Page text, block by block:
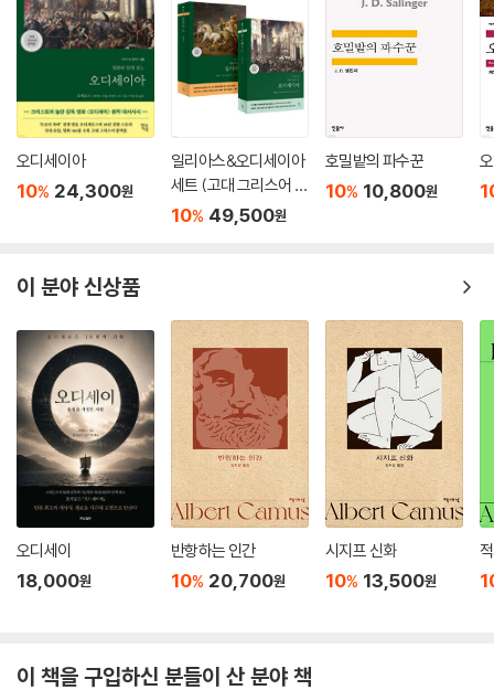
포도밭에서 백포도주를 생산한 데서 나온 이름이다.)라는 의미심장한 이
름의 거리를 주 무대로 하는 것은 운명의 아이러니를 더욱 강조한다. 노동
자들에게 주어진 물은 염색장의 물감으로 물들어 있는 도랑처럼 늘 더럽고
불길한 물이다. 제르베즈의 결혼식 날 쏟아지던 소나기가 그렇듯이, 비 역
시 하늘에서 내리는 불길한 물이다. 노동자들이 마시는 술은 어떤가. 몸속
의 술은 “폭풍우 치는 날 홈통을 타고 흘러내리는 빗물처럼” 흐르고, 증류
기가 흘리는 알코올 땀은 술집 전체를 채우고 큰길로 흘러나가 파리라는
거대한 구멍을 채워 버릴 듯 위협한다.
제르베즈가 더러움과 싸우는 장소, 세상의 더러움을 청소하고 습기를 없앨
수 있는 세탁소가 대표적이다. 또한 대장장이 구제의 방, 그리고 그의 일터
인 철공소는 청결과 정화의 불을 상징한다. 사실상 구제는 제르베즈를 구
원할 수 있는 유일한 가능성으로 주어진다. 하지만 제르베즈가 그토록 지
키고 싶어 하던 푸른색 세탁소도, 구제의 신화적 힘이 지배하던 철공소도
그녀의 운명에 드리운 죽음의 그림자를 이기지는 못한다. 남편의 성화에
못 이겨 랑티에를 세탁소 안으로 받아들이는 순간 본격적으로 시작된 제르
베즈의 전락은 역시 랑티에의 유혹으로 술에 취해 버린 남편이 더럽혀 놓
은 침대를 피해 집 안에서 유일하게 “깨끗한 곳”이던 랑티에의 침대를 받
아들이는 순간 돌이킬 수 없는 길로 들어서게 된다.
을 장악하고 사회 통제를 강화하기 시작한 1850년이 소설의 초반부고, 그
다. 『아소무아르』는 그 화려함의 그늘 뒤에서 비참하게 살아간 하층민들의
오디세이아
10% 24,300원
일리아스&오디세이아
세트 (고대 그리스어 완
역본)
10% 49,500원
호밀밭의 파수꾼
10% 10,800원
이 분야 신상품
오디세이
18,000원
반항하는 인간
10% 20,700원
시지프 신화
10% 13,500원
이 책을 구입하신 분들이 산 분야 책